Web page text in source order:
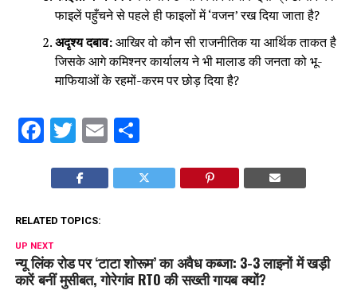
फाइलें पहुँचने से पहले ही फाइलों में ‘वजन’ रख दिया जाता है?
अदृश्य दबाव:आखिर वो कौन सी राजनीतिक या आर्थिक ताकत है
जिसके आगे कमिश्नर कार्यालय ने भी मालाड की जनता को भू-
माफियाओं के रहमों-करम पर छोड़ दिया है?
Facebook
Twitter
EmailShare
RELATED TOPICS:
UP NEXT
न्यू लिंक रोड पर ‘टाटा शोरूम’ का अवैध कब्जा: 3-3 लाइनों में खड़ी
कारें बनीं मुसीबत, गोरेगांव RTO की सख्ती गायब क्यों?